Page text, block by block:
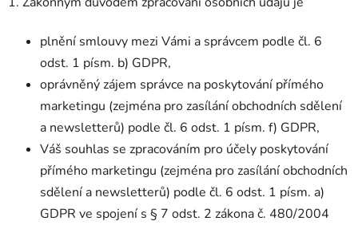
plnění smlouvy mezi Vámi a správcem podle čl. 6
odst. 1 písm. b) GDPR,
oprávněný zájem správce na poskytování přímého
marketingu (zejména pro zasílání obchodních sdělení
a newsletterů) podle čl. 6 odst. 1 písm. f) GDPR,
Váš souhlas se zpracováním pro účely poskytování
přímého marketingu (zejména pro zasílání obchodních
sdělení a newsletterů) podle čl. 6 odst. 1 písm. a)
GDPR ve spojení s § 7 odst. 2 zákona č. 480/2004